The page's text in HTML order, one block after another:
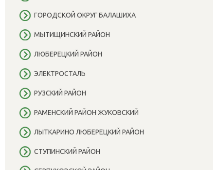
ГОРОДСКОЙ ОКРУГ БАЛАШИХА
МЫТИЩИНСКИЙ РАЙОН
ЛЮБЕРЕЦКИЙ РАЙОН
ЭЛЕКТРОСТАЛЬ
РУЗСКИЙ РАЙОН
РАМЕНСКИЙ РАЙОН ЖУКОВСКИЙ
ЛЫТКАРИНО ЛЮБЕРЕЦКИЙ РАЙОН
СТУПИНСКИЙ РАЙОН